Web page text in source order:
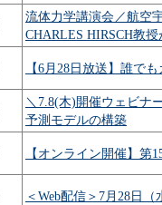
流体力学講演会／航空
CHARLES HIRSCH教
【6月28日放送】誰で
＼7.8(木)開催ウェビナ
予測モデルの構築
【オンライン開催】第
＜Web配信＞7月28日